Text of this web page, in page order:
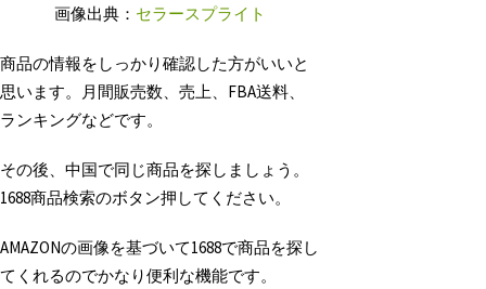
画像出典： セラースプライト
商品の情報をしっかり確認した方がいいと
思います。月間販売数、売上、FBA送料、
ランキングなどです。
その後、中国で同じ商品を探しましょう。
1688商品検索のボタン押してください。
AMAZONの画像を基づいて1688で商品を探し
てくれるのでかなり便利な機能です。